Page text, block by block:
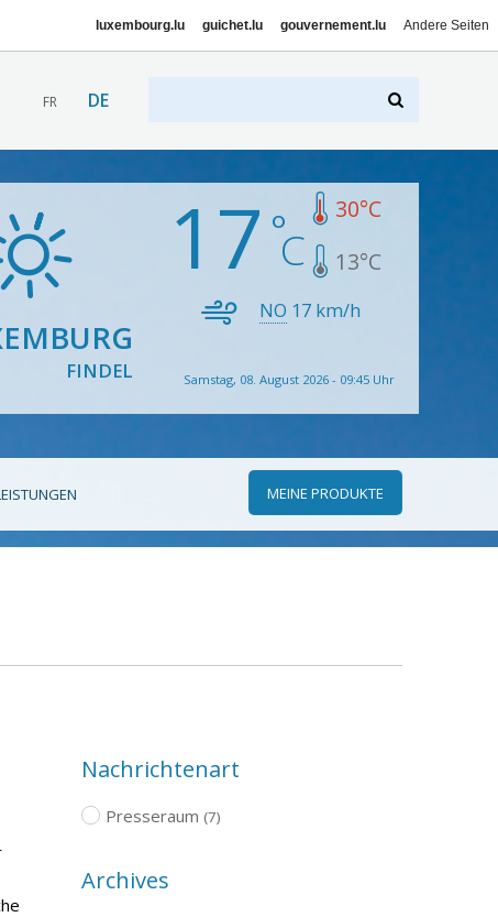
luxembourg.lu guichet.lu gouvernement.lu Andere Seiten
FR DE
FINDEL
17 30°C
13°C
NO 17 km/h
Samstag, 08. August 2026 - 09:45 Uhr
MEINE PRODUKTE
Nachrichtenart
Presseraum (7)
Archives